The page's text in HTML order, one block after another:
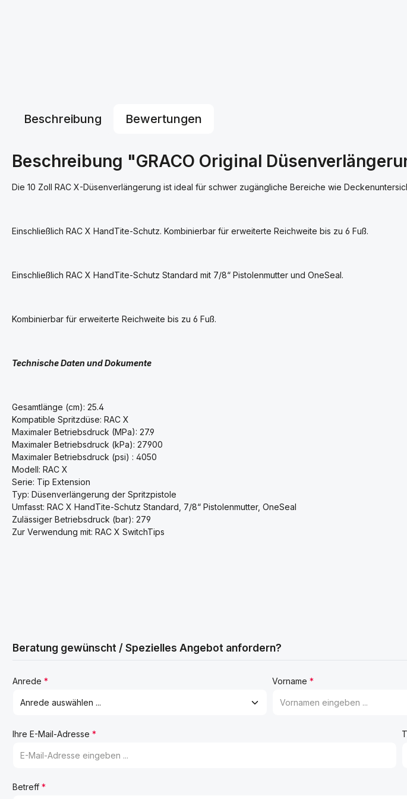
Beschreibung Bewertungen
Beschreibung "GRACO Original
Die 10 Zoll RAC X-Düsenverlängerung ist ideal für schwer zugängliche Bereiche wie
Einschließlich RAC X HandTite-Schutz. Kombinierbar für erweiterte Reichweite bis zu 6 Fuß.
Einschließlich RAC X HandTite-Schutz Standard mit 7/8“ Pistolenmutter und OneSeal.
Kombinierbar für erweiterte Reichweite bis zu 6 Fuß.
Technische Daten und Dokumente
Gesamtlänge (cm): 25.4
Kompatible Spritzdüse: RAC X
Maximaler Betriebsdruck (MPa): 27.9
Maximaler Betriebsdruck (kPa): 27900
Maximaler Betriebsdruck (psi) : 4050
Modell: RAC X
Serie: Tip Extension
Typ: Düsenverlängerung der Spritzpistole
Umfasst: RAC X HandTite-Schutz Standard, 7/8“ Pistolenmutter, OneSeal
Zulässiger Betriebsdruck (bar): 279
Zur Verwendung mit: RAC X SwitchTips
Beratung gewünscht / Spezielles Angebot anfordern?
Anrede * Vorname *
Ihre E-Mail-Adresse *
Betreff *